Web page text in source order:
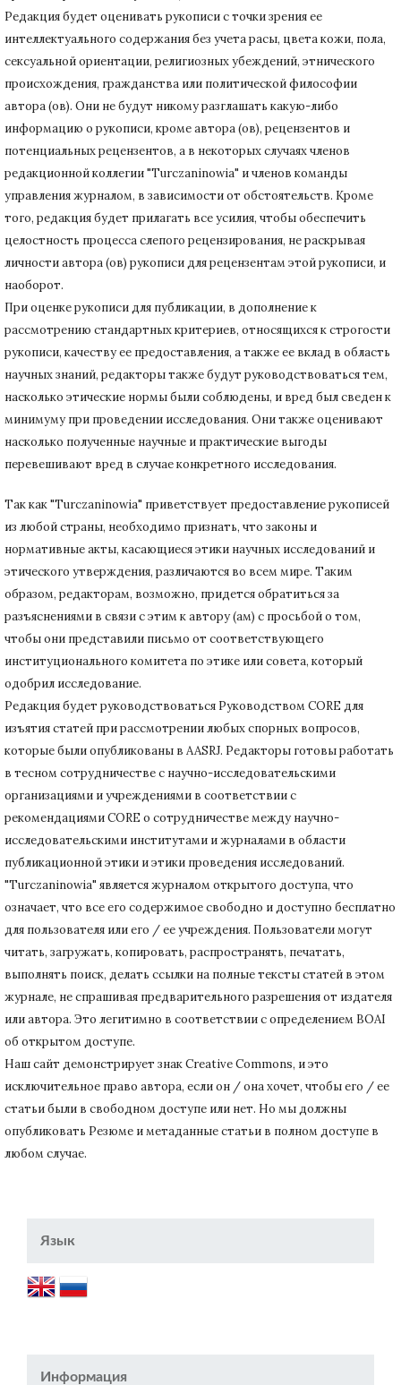
Редакция будет оценивать рукописи с точки зрения ее
интеллектуального содержания без учета расы, цвета кожи, пола,
сексуальной ориентации, религиозных убеждений, этнического
происхождения, гражданства или политической философии
автора (ов). Они не будут никому разглашать какую-либо
информацию о рукописи, кроме автора (ов), рецензентов и
потенциальных рецензентов, а в некоторых случаях членов
редакционной коллегии "Turczaninowia" и членов команды
управления журналом, в зависимости от обстоятельств. Кроме
того, редакция будет прилагать все усилия, чтобы обеспечить
целостность процесса слепого рецензирования, не раскрывая
личности автора (ов) рукописи для рецензентам этой рукописи, и
наоборот.
При оценке рукописи для публикации, в дополнение к
рассмотрению стандартных критериев, относящихся к строгости
рукописи, качеству ее предоставления, а также ее вклад в область
научных знаний, редакторы также будут руководствоваться тем,
насколько этические нормы были соблюдены, и вред был сведен к
минимуму при проведении исследования. Они также оценивают
насколько полученные научные и практические выгоды
перевешивают вред в случае конкретного исследования.
Так как "Turczaninowia" приветствует предоставление рукописей
из любой страны, необходимо признать, что законы и
нормативные акты, касающиеся этики научных исследований и
этического утверждения, различаются во всем мире. Таким
образом, редакторам, возможно, придется обратиться за
разъяснениями в связи с этим к автору (ам) с просьбой о том,
чтобы они представили письмо от соответствующего
институционального комитета по этике или совета, который
одобрил исследование.
Редакция будет руководствоваться Руководством CORE для
изъятия статей при рассмотрении любых спорных вопросов,
которые были опубликованы в AASRJ. Редакторы готовыработать
в тесном сотрудничестве с научно-исследовательскими
организациями и учреждениями в соответствии с
рекомендациями CORE о сотрудничестве между научно-
исследовательскими институтами и журналами в области
публикационной этики и этики проведения исследований.
"Turczaninowia" является журналом открытого доступа, что
означает, что все его содержимое свободно и доступно бесплатно
для пользователя или его / ее учреждения. Пользователи могут
читать, загружать, копировать, распространять, печатать,
выполнять поиск, делать ссылки на полные тексты статей в этом
журнале, не спрашивая предварительного разрешения от издателя
или автора. Это легитимно в соответствии с определением BOAI
об открытом доступе.
Наш сайт демонстрирует знак Creative Commons, и это
исключительное право автора, если он / она хочет, чтобы его / ее
статьи были в свободном доступе или нет. Но мы должны
опубликовать Резюме и метаданные статьи в полном доступе в
любом случае.
Язык
Информация